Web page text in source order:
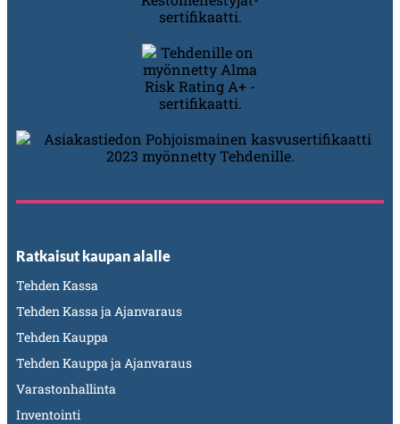
Ratkaisut kaupan alalle
Tehden Kassa
Tehden Kassa ja Ajanvaraus
Tehden Kauppa
Tehden Kauppa ja Ajanvaraus
Varastonhallinta
Inventointi